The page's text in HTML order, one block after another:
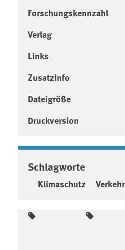
Forschungskennzahl
Verlag
Links
Zusatzinfo
Dateigröße
Druckversion
Schlagworte
Klimaschutz Verkehr